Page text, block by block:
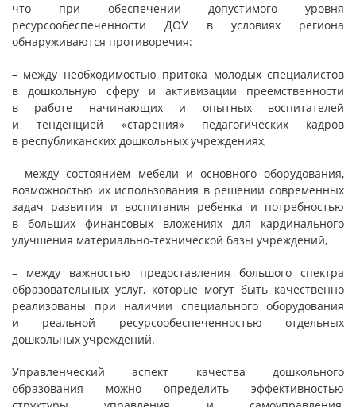
что при обеспечении допустимого уровня
ресурсообеспеченности ДОУ в условиях региона
обнаруживаются противоречия:
– между необходимостью притока молодых специалистов
в дошкольную сферу и активизации преемственности
в работе начинающих и опытных воспитателей
и тенденцией «старения» педагогических кадров
в республиканских дошкольных учреждениях,
– между состоянием мебели и основного оборудования,
возможностью их использования в решении современных
задач развития и воспитания ребенка и потребностью
в больших финансовых вложениях для кардинального
улучшения материально-технической базы учреждений,
– между важностью предоставления большого спектра
образовательных услуг, которые могут быть качественно
реализованы при наличии специального оборудования
и реальной ресурсообеспеченностью отдельных
дошкольных учреждений.
Управленческий аспект качества дошкольного
образования можно определить эффективностью